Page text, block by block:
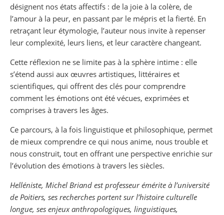
désignent nos états affectifs : de la joie à la colère, de
l’amour à la peur, en passant par le mépris et la fierté. En
retraçant leur étymologie, l’auteur nous invite à repenser
leur complexité, leurs liens, et leur caractère changeant.
Cette réflexion ne se limite pas à la sphère intime : elle
s’étend aussi aux œuvres artistiques, littéraires et
scientifiques, qui offrent des clés pour comprendre
comment les émotions ont été vécues, exprimées et
comprises à travers les âges.
Ce parcours, à la fois linguistique et philosophique, permet
de mieux comprendre ce qui nous anime, nous trouble et
nous construit, tout en offrant une perspective enrichie sur
l’évolution des émotions à travers les siècles.
Helléniste, Michel Briand est professeur émérite à l’université
de Poitiers, ses recherches portent sur l’histoire culturelle
longue, ses enjeux anthropologiques, linguistiques,